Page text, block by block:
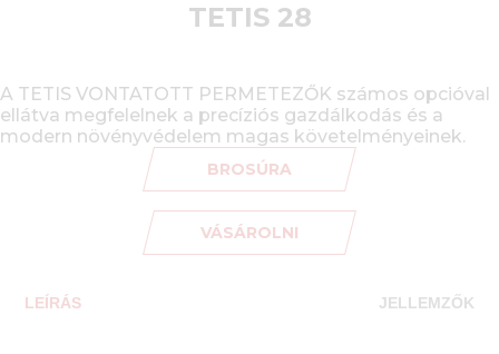
TETIS 28
A TETIS VONTATOTT PERMETEZŐK számos opcióval
ellátva megfelelnek a precíziós gazdálkodás és a
modern növényvédelem magas követelményeinek.
BROSÚRA
VÁSÁROLNI
LEÍRÁS JELLEMZŐK